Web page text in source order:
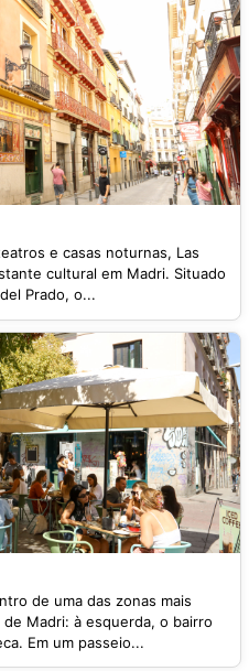
e casas noturnas, Las
cultural em Madri. Situado
Prado, o...
de uma das zonas mais
Madri: à esquerda, o bairro
Em um passeio...